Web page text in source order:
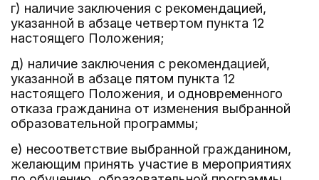
г) наличие заключения с рекомендацией,
указанной в абзаце четвертом пункта 12
настоящего Положения;
д) наличие заключения с рекомендацией,
указанной в абзаце пятом пункта 12
настоящего Положения, и одновременного
отказа гражданина от изменения выбранной
образовательной программы;
е) несоответствие выбранной гражданином,
желающим принять участие в мероприятиях